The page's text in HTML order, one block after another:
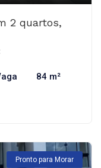
2 quartos,
84 m²
Pronto para Morar